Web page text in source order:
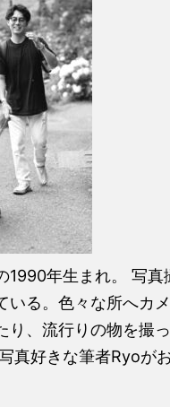
1990年生まれ。 写真
いる。色々な所へカ
り、流行りの物を撮
真好きな筆者Ryoが